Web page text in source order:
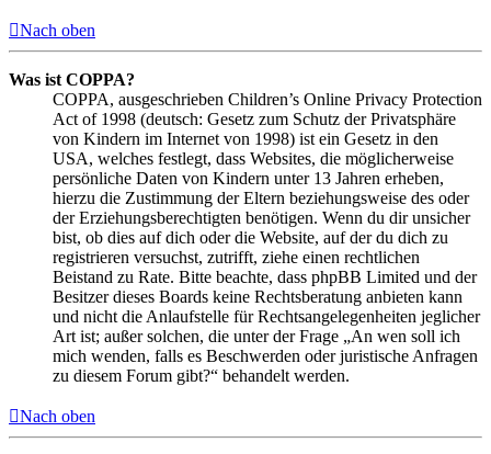
Nach oben
Was ist COPPA?
COPPA, ausgeschrieben Children’s Online Privacy Protection
Act of 1998 (deutsch: Gesetz zum Schutz der Privatsphäre
von Kindern im Internet von 1998) ist ein Gesetz in den
USA, welches festlegt, dass Websites, die möglicherweise
persönliche Daten von Kindern unter 13 Jahren erheben,
hierzu die Zustimmung der Eltern beziehungsweise des oder
der Erziehungsberechtigten benötigen. Wenn du dir unsicher
bist, ob dies auf dich oder die Website, auf der du dich zu
registrieren versuchst, zutrifft, ziehe einen rechtlichen
Beistand zu Rate. Bitte beachte, dass phpBB Limited und der
Besitzer dieses Boards keine Rechtsberatung anbieten kann
und nicht die Anlaufstelle für Rechtsangelegenheiten jeglicher
Art ist; außer solchen, die unter der Frage „An wen soll ich
mich wenden, falls es Beschwerden oder juristische Anfragen
zu diesem Forum gibt?“ behandelt werden.
Nach oben